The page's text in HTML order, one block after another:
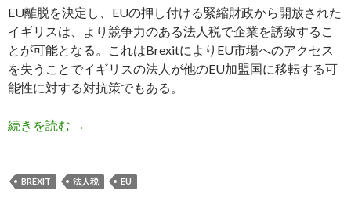
EU離脱を決定し、EUの押し付ける緊縮財政から開放された
イギリスは、より競争力のある法人税で企業を誘致するこ
とが可能となる。これはBrexitによりEU市場へのアクセス
を失うことでイギリスの法人が他のEU加盟国に移転する可
能性に対する対抗策でもある。
続きを読む イギリスが法人税を15%未満に減税する方針を
→
BREXIT 法人税 EU